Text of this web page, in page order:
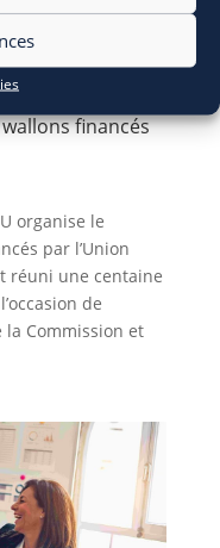
financés
organise le
par l’Union
réuni une centaine
de
Commission et